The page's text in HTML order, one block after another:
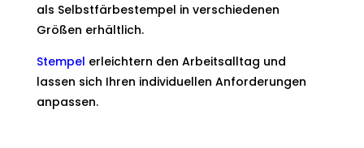
als Selbstfärbestempel in verschiedenen
Größen erhältlich.
Stempel erleichtern den Arbeitsalltag und
lassen sich Ihren individuellen Anforderungen
anpassen.